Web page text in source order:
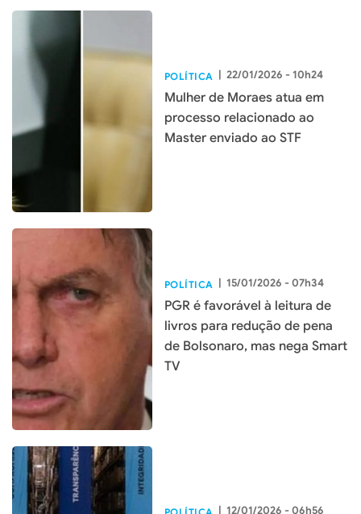
POLÍTICA | 22/01/2026 - 10h24
Mulher de Moraes atua em
processo relacionado ao
Master enviado ao STF
POLÍTICA | 15/01/2026 - 07h34
PGR é favorável à leitura de
livros para redução de pena
de Bolsonaro, mas nega Smart
TV
| 12/01/2026 - 06h56